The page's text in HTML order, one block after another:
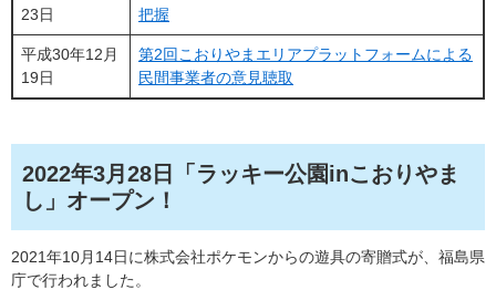
23日 把握
平成30年12月
19日
第2回こおりやまエリアプラットフォームによる
民間事業者の意見聴取
2022年3月28日「ラッキー公園inこおりやま
し」オープン！
2021年10月14日に株式会社ポケモンからの遊具の寄贈式が、福島県
庁で行われました。